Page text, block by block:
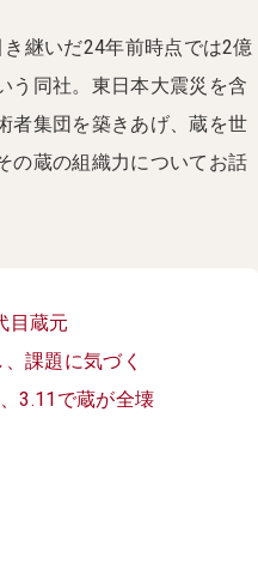
継いだ24年前時点では2億
う同社。東日本大震災を含
者集団を築きあげ、蔵を世
の蔵の組織力についてお話
目蔵元
課題に気づく
3.11で蔵が全壊